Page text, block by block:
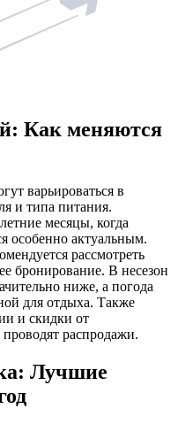
Как меняются
варьироваться в
и типа питания.
месяцы, когда
особенно актуальным.
рассмотреть
бронирование. В несезон
ниже, а погода
для отдыха. Также
и скидки от
проводят распродажи.
Лучшие